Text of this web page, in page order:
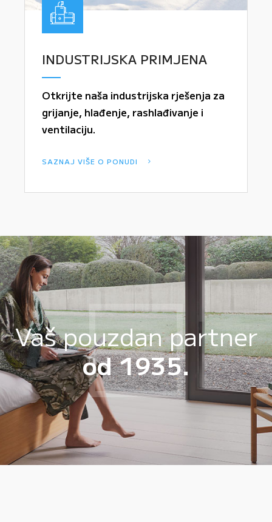
INDUSTRIJSKA PRIMJENA
Otkrijte naša industrijska rješenja za
grijanje, hlađenje, rashlađivanje i
ventilaciju.
SAZNAJ VIŠE O PONUDI
Vaš pouzdan partner
od 1935.